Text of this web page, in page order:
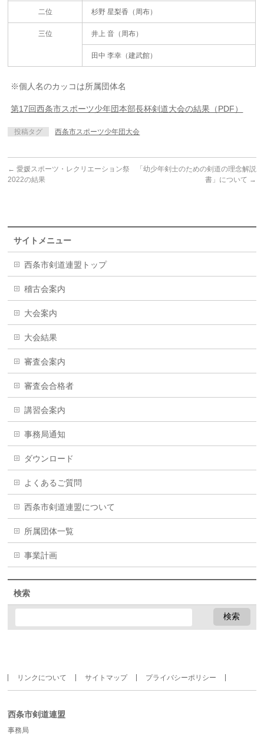
二位 杉野 星梨香（周布）
三位 井上 音（周布）
田中 李幸（建武館）
※個人名のカッコは所属団体名
第17回西条市スポーツ少年団本部長杯剣道大会の結果（PDF）
投稿タグ 西条市スポーツ少年団大会
← 愛媛スポーツ・レクリエーション祭
2022の結果
「幼少年剣士のための剣道の理念解説
書」について →
サイトメニュー
西条市剣道連盟トップ
稽古会案内
大会案内
大会結果
審査会案内
審査会合格者
講習会案内
事務局通知
ダウンロード
よくあるご質問
西条市剣道連盟について
所属団体一覧
事業計画
検索
リンクについて サイトマップ プライバシーポリシー
西条市剣道連盟
事務局